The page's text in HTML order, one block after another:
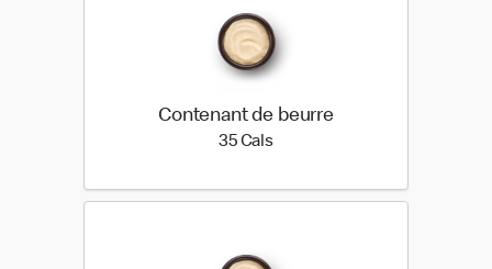
Contenant de beurre
35 Cals35 calories